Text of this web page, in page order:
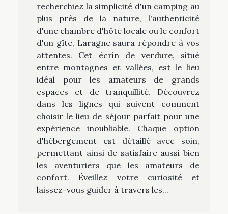
recherchiez la simplicité d'un camping au
plus près de la nature, l'authenticité
d'une chambre d'hôte locale ou le confort
d'un gîte, Laragne saura répondre à vos
attentes. Cet écrin de verdure, situé
entre montagnes et vallées, est le lieu
idéal pour les amateurs de grands
espaces et de tranquillité. Découvrez
dans les lignes qui suivent comment
choisir le lieu de séjour parfait pour une
expérience inoubliable. Chaque option
d'hébergement est détaillé avec soin,
permettant ainsi de satisfaire aussi bien
les aventuriers que les amateurs de
confort. Éveillez votre curiosité et
laissez-vous guider à travers les...